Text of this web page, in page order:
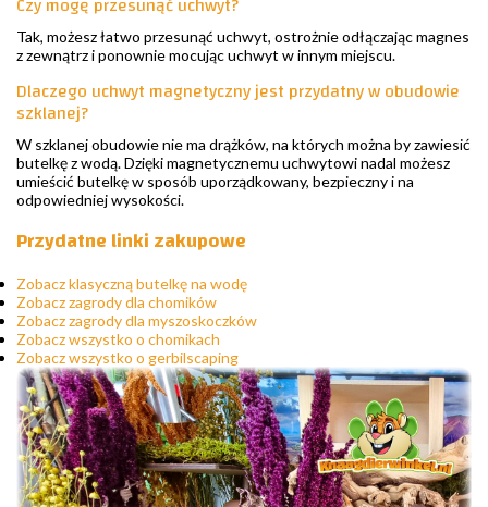
Tak, możesz łatwo przesunąć uchwyt, ostrożnie odłączając magnes
z zewnątrz i ponownie mocując uchwyt w innym miejscu.
Dlaczego uchwyt magnetyczny jest przydatny w obudowie
szklanej?
W szklanej obudowie nie ma drążków, na których można by zawiesić
butelkę z wodą. Dzięki magnetycznemu uchwytowi nadal możesz
umieścić butelkę w sposób uporządkowany, bezpieczny i na
odpowiedniej wysokości.
Przydatne linki zakupowe
Zobacz klasyczną butelkę na wodę
Zobacz zagrody dla chomików
Zobacz zagrody dla myszoskoczków
Zobacz wszystko o chomikach
Zobacz wszystko o gerbilscaping